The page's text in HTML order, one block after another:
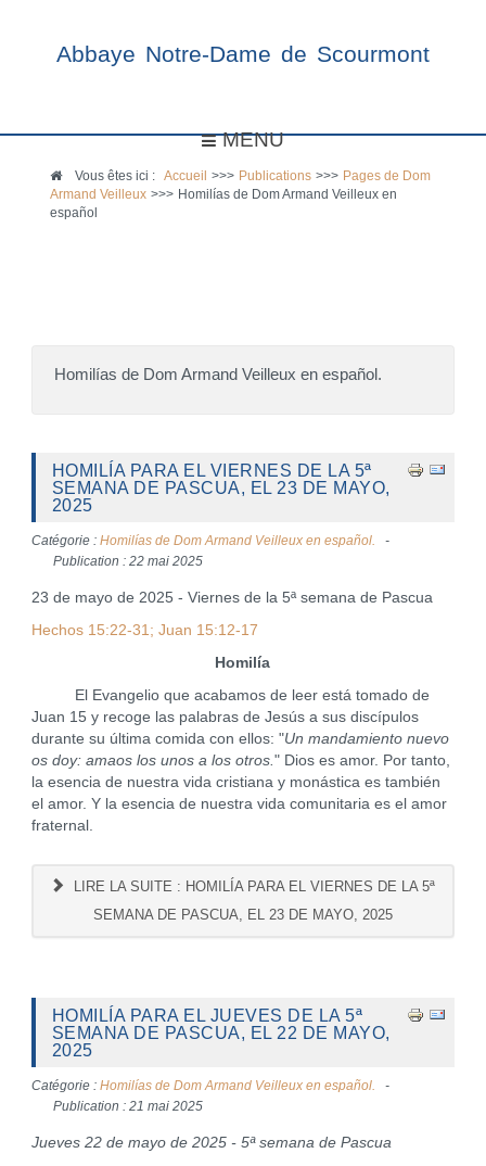
Abbaye Notre-Dame de Scourmont
MENU
Vous êtes ici :Accueil >>> Publications >>> Pages de Dom
Armand Veilleux >>> Homilías de Dom Armand Veilleux en
español
Homilías de Dom Armand Veilleux en español.
HOMILÍA PARA EL VIERNES DE LA 5ª
SEMANA DE PASCUA, EL 23 DE MAYO,
2025
Catégorie : Homilías de Dom Armand Veilleux en español.
Publication : 22 mai 2025
23 de mayo de 2025 - Viernes de la 5ª semana de Pascua
Hechos 15:22-31; Juan 15:12-17
Homilía
El Evangelio que acabamos de leer está tomado de
Juan 15 y recoge las palabras de Jesús a sus discípulos
durante su última comida con ellos: "Un mandamiento nuevo
os doy: amaos los unos a los otros." Dios es amor. Por tanto,
la esencia de nuestra vida cristiana y monástica es también
el amor. Y la esencia de nuestra vida comunitaria es el amor
fraternal.
LIRE LA SUITE : HOMILÍA PARA EL VIERNES DE LA 5ª
SEMANA DE PASCUA, EL 23 DE MAYO, 2025
HOMILÍA PARA EL JUEVES DE LA 5ª
SEMANA DE PASCUA, EL 22 DE MAYO,
2025
Catégorie : Homilías de Dom Armand Veilleux en español.
Publication : 21 mai 2025
Jueves 22 de mayo de 2025 - 5ª semana de Pascua